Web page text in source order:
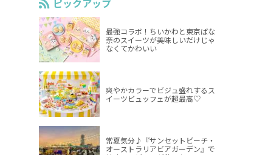
ピックアップ
最強コラボ！ちいかわと東京ばな
奈のスイーツが美味しいだけじゃ
なくてかわいい
爽やかカラーでビジュ盛れするス
イーツビュッフェが超最高♡
常夏気分♪『サンセットビーチ・
オーストラリアビアガーデン』で